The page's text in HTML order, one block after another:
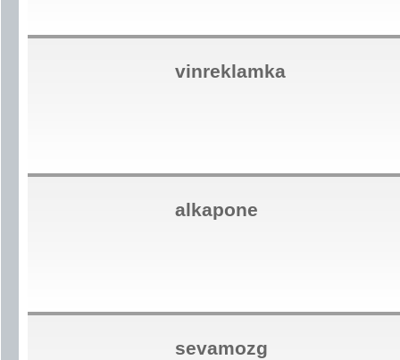
vinreklamka
alkapone
sevamozg